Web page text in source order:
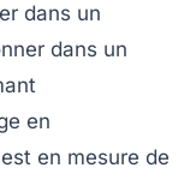
dans un
dans un
en
en mesure de